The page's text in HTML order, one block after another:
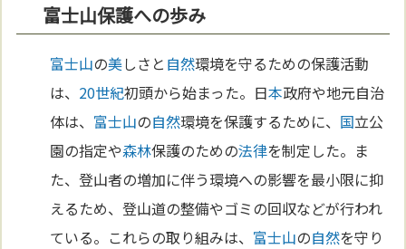
富士山保護への歩み
富士山の美しさと 自然環境を守るための保護活動
は、 20世紀初頭から始まった。日本政府や地元自治
体は、 富士山の自然環境を保護するために、 国立公
園の指定や森林保護のための法律を制定した。ま
た、登山者の増加に伴う環境への影響を最小限に抑
えるため、登山道の整備やゴミの回収などが行われ
ている。これらの取り組みは、 富士山の自然を守り